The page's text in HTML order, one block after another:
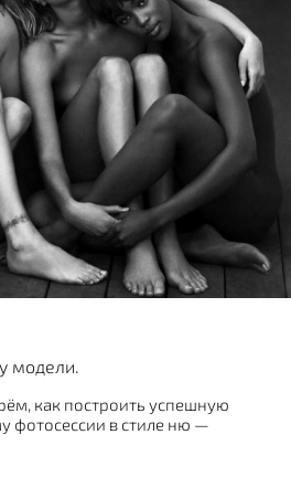
модели.
как построить успешную
фотосессии в стиле ню —